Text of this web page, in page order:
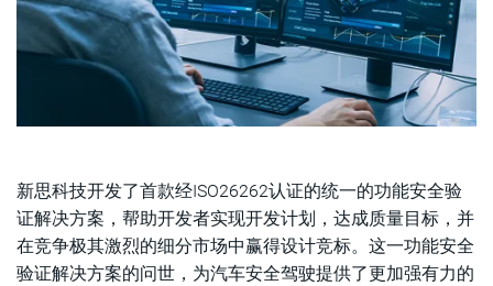
新思科技开发了首款经ISO26262认证的统一的功能安全验
证解决方案，帮助开发者实现开发计划，达成质量目标，并
在竞争极其激烈的细分市场中赢得设计竞标。这一功能安全
验证解决方案的问世，为汽车安全驾驶提供了更加强有力的